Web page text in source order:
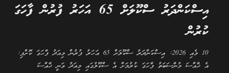
އިސްކަންދަރު ސްކޫލަށް 65 އަހަރު ފުރުން ފާހަގަ
ކުރުން
10 މެއި 2026: އިސްކަންދަރު ސްކޫލަށް 65 އަހަރު ފުރުން މިއަދު ފާހަގަ ކޮށްފި:
އެ ޚާއްސަ މުނާސަބަތު ފާހަގަ ކުރުމަށް އެ ސްކޫލުގައި މިއަދު ވަނީ ޚާއްސަ